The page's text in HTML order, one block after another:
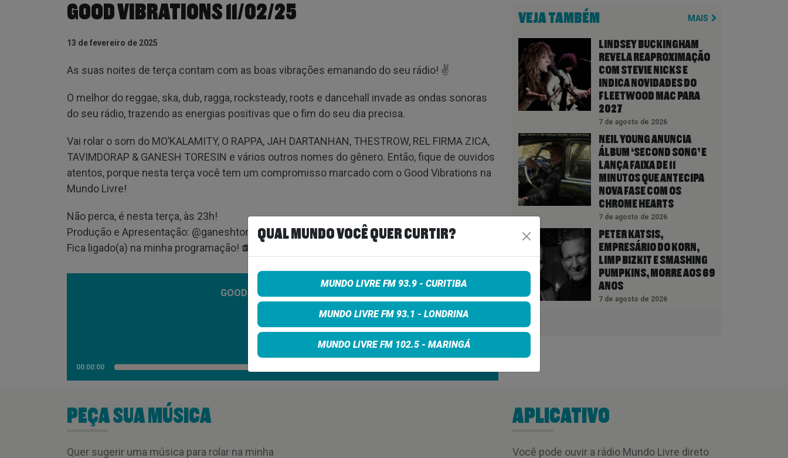
GOOD VIBRATIONS 11/02/25
13 de fevereiro de 2025
As suas noites de terça contam com as boas vibrações emanando do seu rádio! ✌
O melhor do reggae, ska, dub, ragga, rocksteady, roots e dancehall invade as ondas sonoras
do seu rádio, trazendo as energias positivas que o fim do seu dia precisa.
Vai rolar o som do MO’KALAMITY, O RAPPA, JAH DARTANHAN, THESTROW, REL FIRMA ZICA,
TAVIMDORAP & GANESH TORESIN e vários outros nomes do gênero. Então, fique de ouvidos
atentos, porque nesta terça você tem um compromisso marcado com o Good Vibrations na
Mundo Livre!
Não perca, é nesta terça, às 23h!
Produção e Apresentação: @‌ganeshtoresin
Fica ligado(a) na minha programação! 📻 🎧
GOOD VIBRATIONS 11/02/25
00:00:00
VEJA TAMBÉM MAIS
LINDSEY BUCKINGHAM
REVELA REAPROXIMAÇÃO
COM STEVIE NICKS E
INDICA NOVIDADES DO
FLEETWOOD MAC PARA
2027
7 de agosto de 2026
NEIL YOUNG ANUNCIA
ÁLBUM ‘SECOND SONG’ E
LANÇA FAIXA DE 11
MINUTOS QUE ANTECIPA
NOVA FASE COM OS
CHROME HEARTS
7 de agosto de 2026
PETER KATSIS,
EMPRESÁRIO DO KORN,
LIMP BIZKIT E SMASHING
PUMPKINS, MORRE AOS 69
ANOS
7 de agosto de 2026
PEÇA SUA MÚSICA
Quer sugerir uma música para rolar na minha
APLICATIVO
Você pode ouvir a rádio Mundo Livre direto
QUAL MUNDO VOCÊ QUER CURTIR?
MUNDO LIVRE FM 93.9 - CURITIBA
MUNDO LIVRE FM 93.1 - LONDRINA
MUNDO LIVRE FM 102.5 - MARINGÁ